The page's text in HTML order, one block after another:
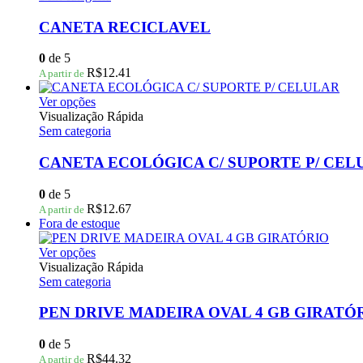
do
produto
variantes.
As
podem
ser
escolhidas
na
página
do
produto
CANETA RECICLAVEL
0 de 5
A partir de R$12.41
Ver opçõesEste
produto
tem
variantes.
As
podem
ser
escolhidas
na
página
do
produto
Visualização Rápida
Sem categoria
CANETA ECOLÓGICA C/ SUPORTE P/
0 de 5
A partir de R$12.67
Fora de estoque
Ver opçõesEste
produto
tem
variantes.
podem
Visualização Rápida
Sem categoria
PEN DRIVE MADEIRA OVAL 4 GB
0 de 5
A partir de R$44.32